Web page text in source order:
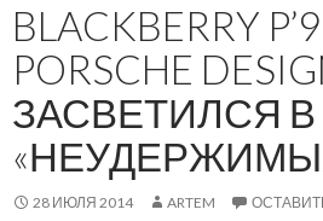
BLACKBERRY
PORSCHE
ЗАСВЕТИЛСЯ В
28 ИЮЛЯ 2014 ARTEM